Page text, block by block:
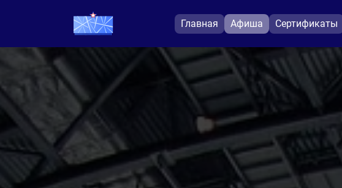
Главная Афиша Сертификаты